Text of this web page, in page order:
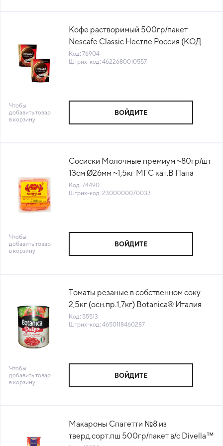
Кофе растворимый 500гр/пакет
Nescafe Classic Нестле Россия (КОД
76904) (+18°С)
Код: 76904
Штрих-код: 4622680010557
Чтобы
добавить товар
в корзину
ВОЙДИТЕ
Сосиски Молочные премиум ~80гр/шт
13см Ø26мм ~1,5кг МГС кат.В Папа
может™ ОМПК (КОД 74490) (0°С)
Код: 74490
Штрих-код: 2300000070033
Чтобы
добавить товар
в корзину
ВОЙДИТЕ
Томаты резаные в собственном соку
2,5кг (осн.пр.1,7кг) Botanica® Италия
(ПУ) (КОД 55513) (+18°С)
Код: 55513
Штрих-код: 4650118460287
Чтобы
добавить товар
в корзину
ВОЙДИТЕ
Макароны Спагетти №8 из
тверд.сорт.пш 500гр/пакет в/с Divella™